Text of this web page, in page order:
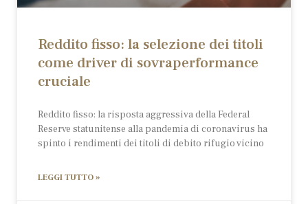
Reddito fisso: la selezione dei titoli
come driver di sovraperformance
cruciale
Reddito fisso: la risposta aggressiva della Federal
Reserve statunitense alla pandemia di coronavirus ha
spinto i rendimenti dei titoli di debito rifugio vicino
LEGGI TUTTO »